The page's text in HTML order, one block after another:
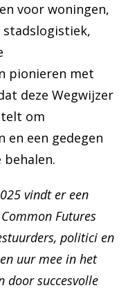
voor woningen,
stadslogistiek,
pionieren met
deze Wegwijzer
om
en een gedegen
vindt er een
Futures
politici en
uur mee in het
door succesvolle